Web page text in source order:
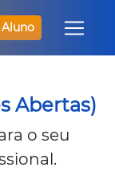
Abertas)
o seu